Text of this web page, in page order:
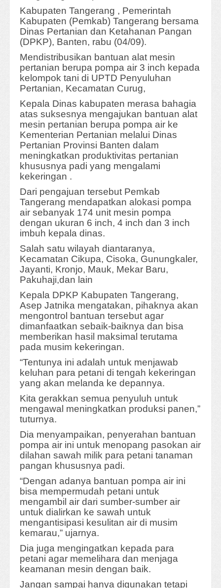
Kabupaten Tangerang , Pemerintah
Kabupaten (Pemkab) Tangerang bersama
Dinas Pertanian dan Ketahanan Pangan
(DPKP), Banten, rabu (04/09).
Mendistribusikan bantuan alat mesin
pertanian berupa pompa air 3 inch kepada
kelompok tani di UPTD Penyuluhan
Pertanian, Kecamatan Curug,
Kepala Dinas kabupaten merasa bahagia
atas suksesnya mengajukan bantuan alat
mesin pertanian berupa pompa air ke
Kementerian Pertanian melalui Dinas
Pertanian Provinsi Banten dalam
meningkatkan produktivitas pertanian
khususnya padi yang mengalami
kekeringan .
Dari pengajuan tersebut Pemkab
Tangerang mendapatkan alokasi pompa
air sebanyak 174 unit mesin pompa
dengan ukuran 6 inch, 4 inch dan 3 inch
imbuh kepala dinas.
Salah satu wilayah diantaranya,
Kecamatan Cikupa, Cisoka, Gunungkaler,
Jayanti, Kronjo, Mauk, Mekar Baru,
Pakuhaji,dan lain
Kepala DPKP Kabupaten Tangerang,
Asep Jatnika mengatakan, pihaknya akan
mengontrol bantuan tersebut agar
dimanfaatkan sebaik-baiknya dan bisa
memberikan hasil maksimal terutama
pada musim kekeringan.
“Tentunya ini adalah untuk menjawab
keluhan para petani di tengah kekeringan
yang akan melanda ke depannya.
Kita gerakkan semua penyuluh untuk
mengawal meningkatkan produksi panen,”
tuturnya.
Dia menyampaikan, penyerahan bantuan
pompa air ini untuk menopang pasokan air
dilahan sawah milik para petani tanaman
pangan khususnya padi.
“Dengan adanya bantuan pompa air ini
bisa mempermudah petani untuk
mengambil air dari sumber-sumber air
untuk dialirkan ke sawah untuk
mengantisipasi kesulitan air di musim
kemarau,” ujarnya.
Dia juga mengingatkan kepada para
petani agar memelihara dan menjaga
keamanan mesin dengan baik.
Jangan sampai hanya digunakan tetapi